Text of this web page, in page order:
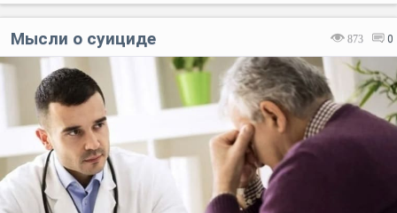
873 0
Мысли о суициде